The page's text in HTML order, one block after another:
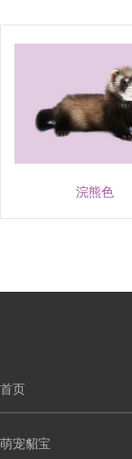
浣熊色
首页
萌宠貂宝